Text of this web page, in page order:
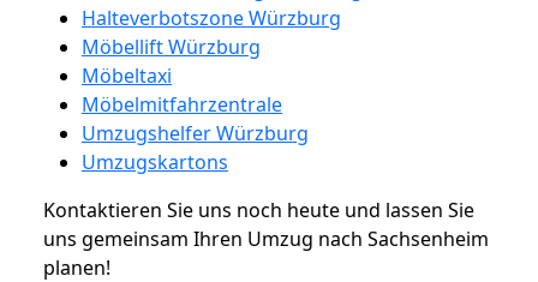
Halteverbotszone Würzburg
Möbellift Würzburg
Möbeltaxi
Möbelmitfahrzentrale
Umzugshelfer Würzburg
Umzugskartons
Kontaktieren Sie uns noch heute und lassen Sie
uns gemeinsam Ihren Umzug nach Sachsenheim
planen!